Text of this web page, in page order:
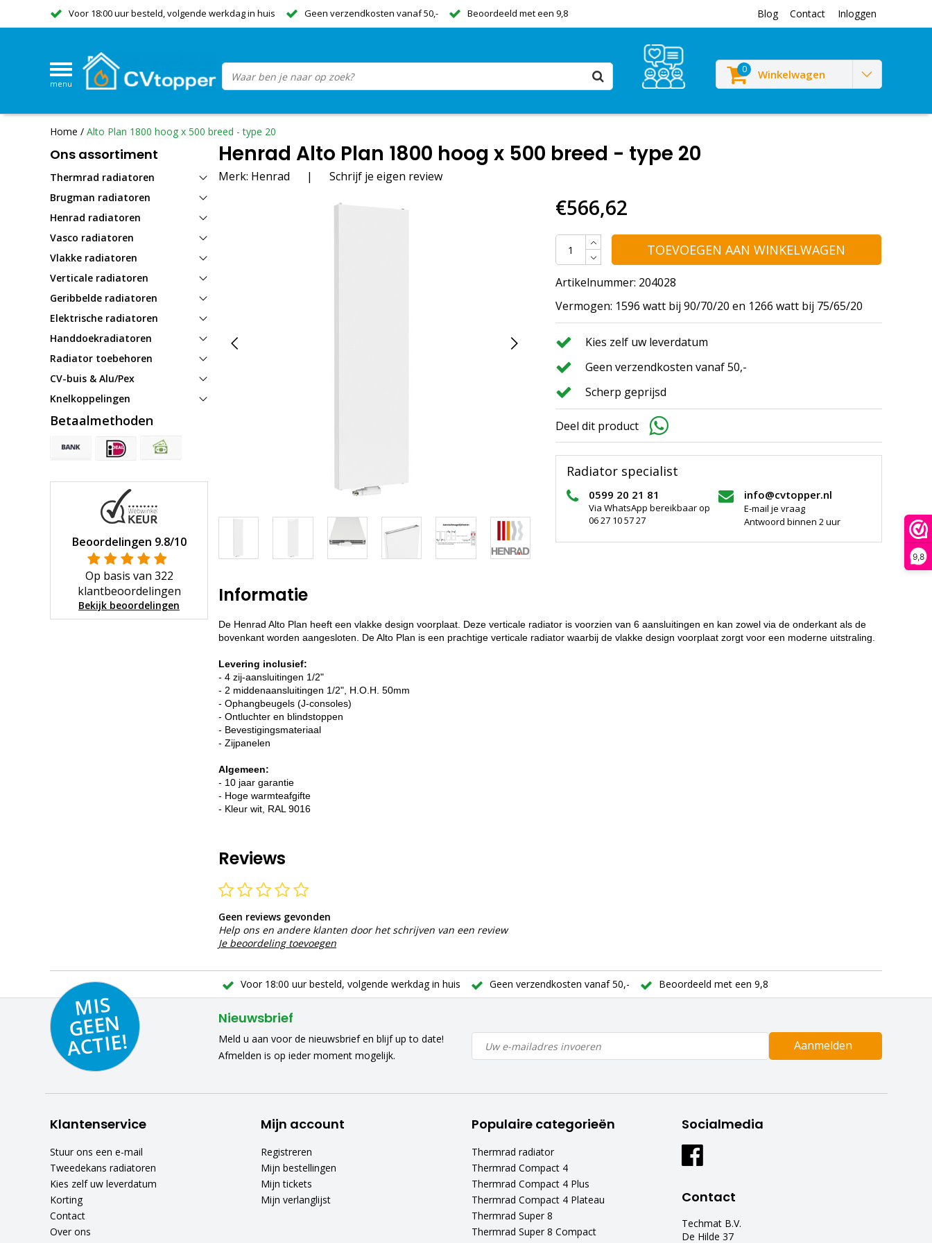
9,8
Voor 18:00 uur besteld, volgende werkdag in huis Geen verzendkosten vanaf 50,- Beoordeeld met een 9,8 Blog Contact Inloggen
menu
0 Winkelwagen
Home / Alto Plan 1800 hoog x 500 breed - type 20
Ons assortiment
Thermrad radiatoren
Brugman radiatoren
Henrad radiatoren
Vasco radiatoren
Vlakke radiatoren
Verticale radiatoren
Geribbelde radiatoren
Elektrische radiatoren
Handdoekradiatoren
Radiator toebehoren
CV-buis & Alu/Pex
Knelkoppelingen
Betaalmethoden
Beoordelingen 9.8/10
Op basis van 322
klantbeoordelingen
Bekijk beoordelingen
Henrad Alto Plan 1800 hoog x 500 breed - type 20
Merk: Henrad | Schrijf je eigen review
€566,62
TOEVOEGEN AAN WINKELWAGEN
Artikelnummer: 204028
Vermogen: 1596 watt bij 90/70/20 en 1266 watt bij 75/65/20
Kies zelf uw leverdatum
Geen verzendkosten vanaf 50,-
Scherp geprijsd
Deel dit product
Radiator specialist
0599 20 21 81
Via WhatsApp bereikbaar op
06 27 10 57 27
info@cvtopper.nl
E-mail je vraag
Antwoord binnen 2 uur
Informatie
De Henrad Alto Plan heeft een vlakke design voorplaat. Deze verticale radiator is voorzien van 6 aansluitingen en kan zowel via de onderkant als de
bovenkant worden aangesloten. De Alto Plan is een prachtige verticale radiator waarbij de vlakke design voorplaat zorgt voor een moderne uitstraling.
Levering inclusief:
- 4 zij-aansluitingen 1/2"
- 2 middenaansluitingen 1/2", H.O.H. 50mm
- Ophangbeugels (J-consoles)
- Ontluchter en blindstoppen
- Bevestigingsmateriaal
- Zijpanelen
Algemeen:
- 10 jaar garantie
- Hoge warmteafgifte
- Kleur wit, RAL 9016
Reviews
Geen reviews gevonden
Help ons en andere klanten door het schrijven van een review
Je beoordeling toevoegen
Voor 18:00 uur besteld, volgende werkdag in huis Geen verzendkosten vanaf 50,- Beoordeeld met een 9,8
MIS
GEE
N
A
C
TIE!
Nieuwsbrief
Meld u aan voor de nieuwsbrief en blijf up to date!
Afmelden is op ieder moment mogelijk.
Aanmelden
Klantenservice
Stuur ons een e-mail
Tweedekans radiatoren
Kies zelf uw leverdatum
Korting
Contact
Over ons
Mijn account
Registreren
Mijn bestellingen
Mijn tickets
Mijn verlanglijst
Populaire categorieën
Thermrad radiator
Thermrad Compact 4
Thermrad Compact 4 Plus
Thermrad Compact 4 Plateau
Thermrad Super 8
Thermrad Super 8 Compact
Socialmedia
Contact
Techmat B.V.
De Hilde 37